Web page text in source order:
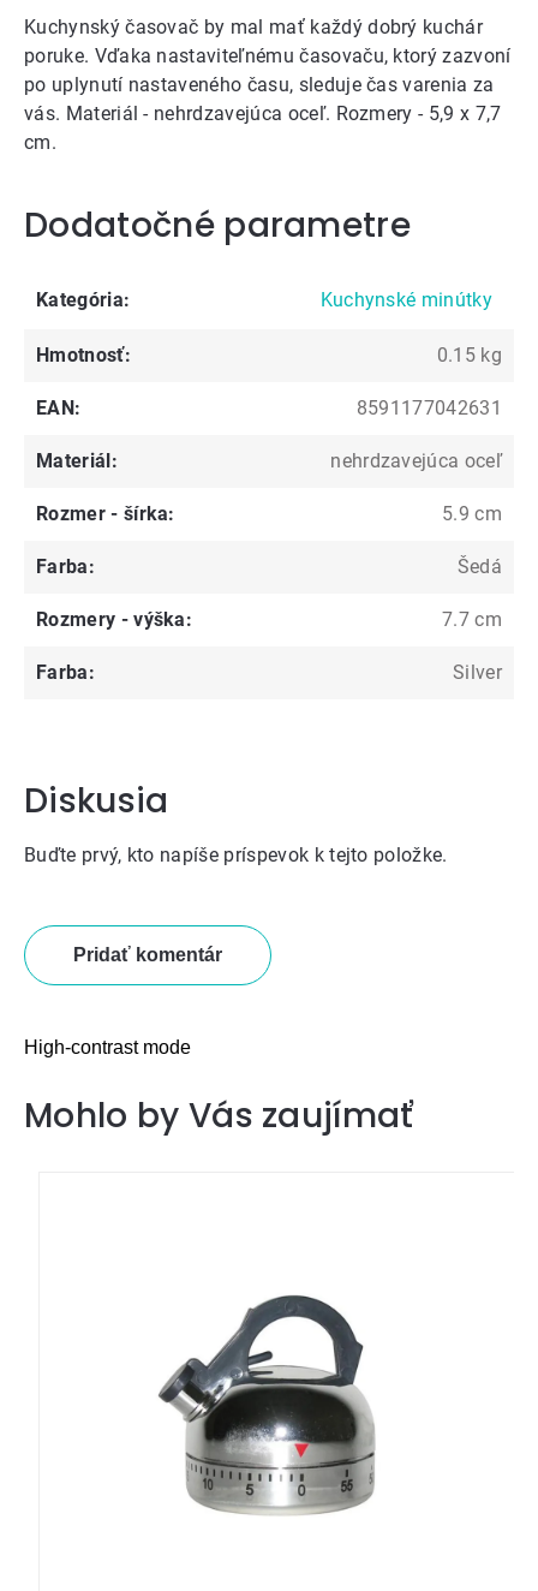
Kuchynský časovač by mal mať každý dobrý kuchár
poruke. Vďaka nastaviteľnému časovaču, ktorý zazvoní
po uplynutí nastaveného času, sleduje čas varenia za
vás. Materiál - nehrdzavejúca oceľ. Rozmery - 5,9 x 7,7
cm.
Dodatočné parametre
Kategória: Kuchynské minútky
Hmotnosť: 0.15 kg
EAN: 8591177042631
Materiál: nehrdzavejúca oceľ
Rozmer - šírka: 5.9 cm
Farba: Šedá
Rozmery - výška: 7.7 cm
Farba: Silver
Diskusia
Buďte prvý, kto napíše príspevok k tejto položke.
Pridať komentár
High-contrast mode
Mohlo by Vás zaujímať